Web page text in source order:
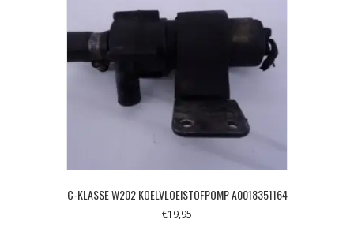
C-KLASSE W202 KOELVLOEISTOFPOMP A0018351164
€19,95